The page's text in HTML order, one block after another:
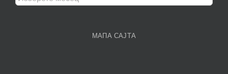
чланака
МАПА САЈТА